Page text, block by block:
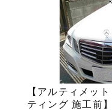
【アルティメッ
ティング 施工前